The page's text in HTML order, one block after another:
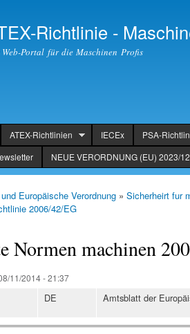
Richtlinie -
Web-Portal für die Maschinen Profis
ATEX-Richtlinien IECEx
PSA-
NEUE VERORDNUNG (EU) 2023/
Europäische Verordnung » Sicherheirt fur
2006/42/EG
Normen machinen
11/2014 - 21:37
DE Amtsblatt der